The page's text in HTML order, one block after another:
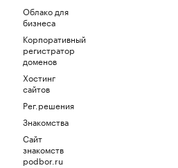
Облако для
бизнеса
Корпоративный
регистратор
доменов
Хостинг
сайтов
Рег.решения
Знакомства
Сайт
знакомств
podbor.ru